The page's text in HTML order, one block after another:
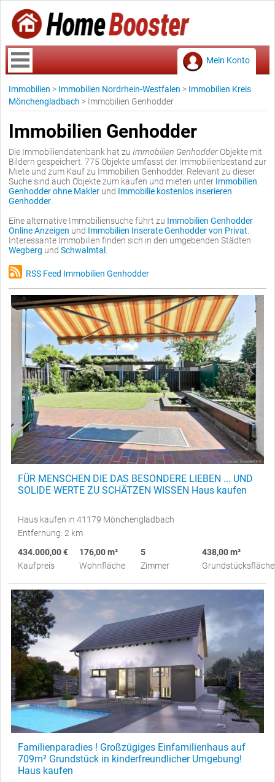
Mein Konto
Immobilien > Immobilien Nordrhein-Westfalen > Immobilien Kreis
Mönchengladbach > Immobilien Genhodder
Immobilien Genhodder
Die Immobiliendatenbank hat zu Immobilien Genhodder Objekte mit
Bildern gespeichert. 775 Objekte umfasst der Immobilienbestand zur
Miete und zum Kauf zu Immobilien Genhodder. Relevant zu dieser
Suche sind auch Objekte zum kaufen und mieten unter Immobilien
Genhodder ohne Makler und Immobilie kostenlos inserieren
Genhodder
Eine alternative Immobiliensuche führt zu Immobilien Genhodder
Online Anzeigen und Immobilien Inserate Genhodder von Privat
Interessante Immobilien finden sich in den umgebenden Städten
Wegberg und Schwalmtal
RSS Feed Immobilien Genhodder
FÜR MENSCHEN DIE DAS BESONDERE LIEBEN ... UND
SOLIDE WERTE ZU SCHÄTZEN WISSEN Haus kaufen
Haus kaufen in 41179 Mönchengladbach
Entfernung: 2 km
434.000,00 €
Kaufpreis
176,00 m²
Wohnfläche
5
Zimmer
438,00 m²
Grundstücksfläche
Familienparadies ! Großzügiges Einfamilienhaus auf
709m² Grundstück in kinderfreundlicher Umgebung!
Haus kaufen